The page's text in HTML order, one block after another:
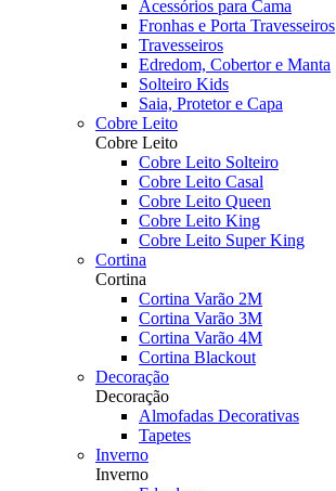
Acessórios para Cama
Fronhas e Porta Travesseiros
Travesseiros
Edredom, Cobertor e Manta
Solteiro Kids
Saia, Protetor e Capa
Cobre Leito
Cobre Leito
Cobre Leito Solteiro
Cobre Leito Casal
Cobre Leito Queen
Cobre Leito King
Cobre Leito Super King
Cortina
Cortina
Cortina Varão 2M
Cortina Varão 3M
Cortina Varão 4M
Cortina Blackout
Decoração
Decoração
Almofadas Decorativas
Tapetes
Inverno
Inverno